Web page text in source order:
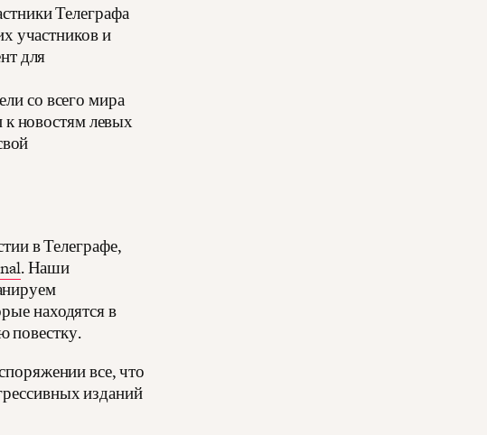
Телеграфа
участников и
для
со всего мира
новостям левых
в Телеграфе,
. Наши
находятся в
повестку.
все, что
изданий